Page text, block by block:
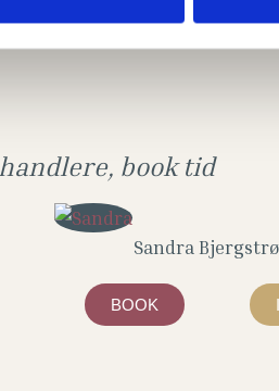
din gene­relle fysi­ske form og
book tid
Sandra
BOOK